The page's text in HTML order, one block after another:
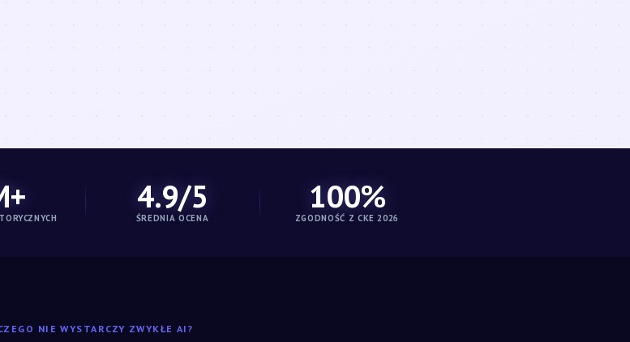
4.9/5
ŚREDNIA OCENA
100%
ZGODNOŚĆ Z CKE 2026
NIE WYSTARCZY ZWYKŁE AI?